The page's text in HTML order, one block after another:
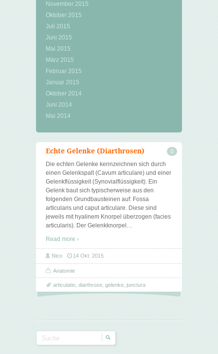
November 2015
Oktober 2015
Juli 2015
Juni 2015
Mai 2015
März 2015
Februar 2015
Januar 2015
Oktober 2014
Juni 2014
Mai 2014
Echte Gelenke (Diarthrosen)
0
Die echten Gelenke kennzeichnen sich durch
einen Gelenkspalt (Cavum articulare) und einer
Gelenkflüssigkeit (Synovialflüssigkeit). Ein
Gelenk baut sich typischerweise aus den
folgenden Grundbausteinen auf: Fossa
articularis und caput articulare. Diese sind
jeweils mit hyalinem Knorpel überzogen (facies
articularis). Der Gelenkknorpel …
Read more ›
Nico 14 Okt. 2015
Anatomie
articulatio diarthrose gelenke junctura